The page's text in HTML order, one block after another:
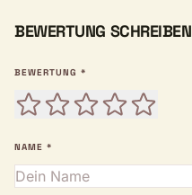
BEWERTUNG SCHREIBEN
BEWERTUNG *
NAME *